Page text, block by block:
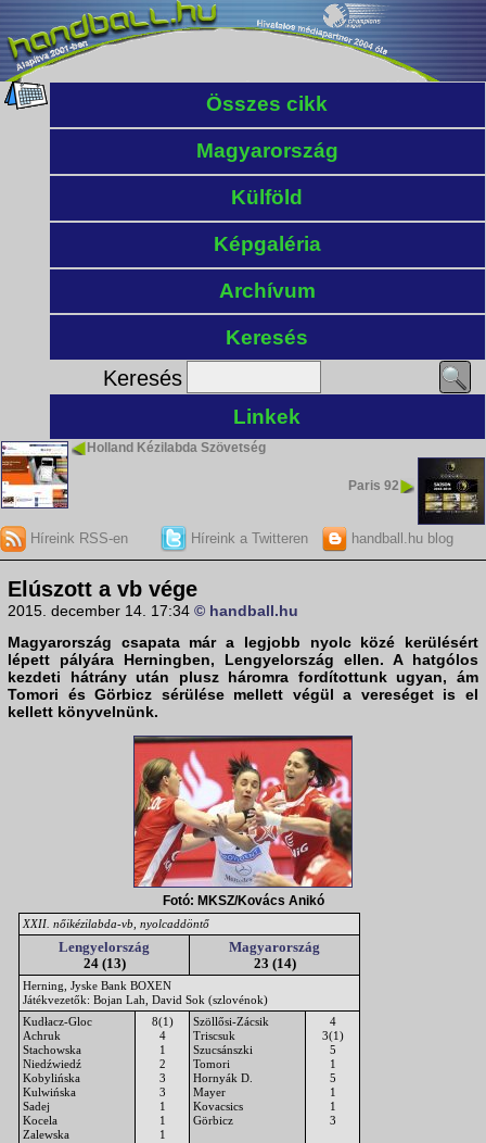
Összes cikk
Magyarország
Külföld
Képgaléria
Archívum
Keresés
Keresés
Linkek
Holland Kézilabda Szövetség
Paris 92
Híreink RSS-en Híreink a Twitteren handball.hu blog
Elúszott a vb vége
2015. december 14. 17:34 © handball.hu
Magyarország csapata már a legjobb nyolc közé kerülésért
lépett pályára Herningben, Lengyelország ellen. A hatgólos
kezdeti hátrány után plusz háromra fordítottunk ugyan, ám
Tomori és Görbicz sérülése mellett végül a vereséget is el
kellett könyvelnünk.
Fotó: MKSZ/Kovács Anikó
XXII. nőikézilabda-vb, nyolcaddöntő
Lengyelország
24 (13)
Magyarország
23 (14)
Herning, Jyske Bank BOXEN
Játékvezetők: Bojan Lah, David Sok (szlovénok)
Kudłacz-Gloc
Achruk
Stachowska
Niedźwiedź
Kobylińska
Kulwińska
Sadej
Kocela
Zalewska
8(1)
4
1
2
3
3
1
1
1
Szöllősi-Zácsik
Triscsuk
Szucsánszki
Tomori
Hornyák D.
Mayer
Kovacsics
Görbicz
4
3(1)
5
1
5
1
1
3